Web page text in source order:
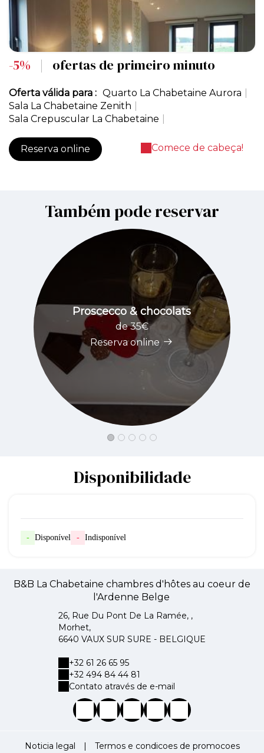
-5% | ofertas de primeiro minuto
Oferta válida para : Quarto La Chabetaine Aurora
Sala La Chabetaine Zenith
Sala Crepuscular La Chabetaine
Reserva online Comece de cabeça!
Também pode reservar
Proscecco & chocolats
de 35€
Reserva online
Disponibilidade
- Disponível - Indisponível
B&B La Chabetaine chambres d'hôtes au coeur de
l'Ardenne Belge
26, Rue Du Pont De La Ramée, ,
Morhet,
6640 VAUX SUR SURE - BELGIQUE
+32 61 26 65 95
+32 494 84 44 81
Contato através de e-mail
Noticia legal | Termos e condicoes de promocoes